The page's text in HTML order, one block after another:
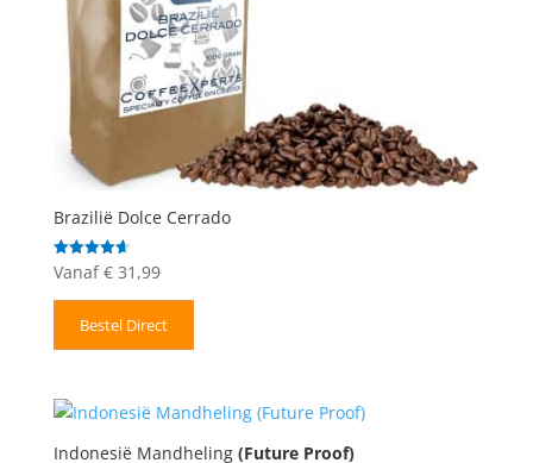
Brazilië Dolce Cerrado
Gewaardeerd
4.67
Vanaf €31,99
Bestel Direct
Indonesië Mandheling (Future Proof)